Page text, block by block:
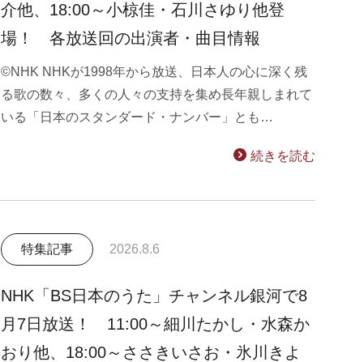
介他、18:00～小椋佳・石川さゆり他登
場！ 各放送回の出演者・曲目情報
©NHK NHKが1998年から放送、日本人の心に深く残
る歌の数々、多くの人々の支持を集め長年親しまれて
いる「日本のスタンダード・ナンバー」とも…
続きを読む
特集記事 2026.8.6
NHK「BS日本のうた」チャンネル銀河で8
月7日放送！ 11:00～細川たかし・水森か
おり他、18:00～ささきいさお・氷川きよ